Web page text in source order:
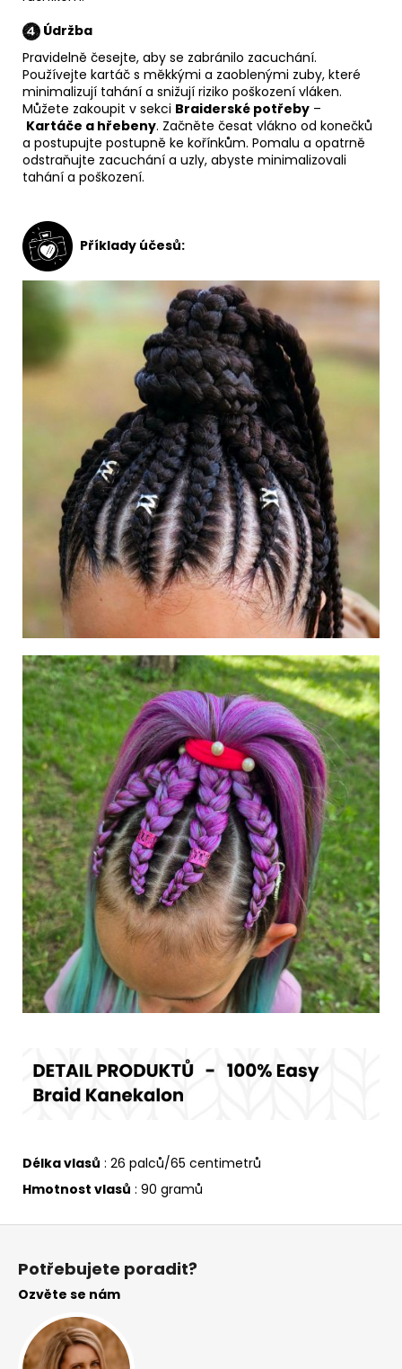
Údržba
Pravidelně česejte, aby se zabránilo zacuchání.
Používejte kartáč s měkkými a zaoblenými zuby, které
minimalizují tahání a snižují riziko poškození vláken.
Můžete zakoupit v sekci Braiderské potřeby –
Kartáče a hřebeny. Začněte česat vlákno od konečků
a postupujte postupně ke kořínkům. Pomalu a opatrně
odstraňujte zacuchání a uzly, abyste minimalizovali
tahání a poškození.
Příklady účesů:
Délka vlasů : 26 palců/65 centimetrů
Hmotnost vlasů : 90 gramů
Z
Potřebujete poradit?
Ozvěte se nám